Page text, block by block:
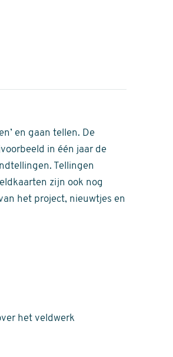
en gaan tellen. De
in één jaar de
Tellingen
zijn ook nog
het project, nieuwtjes en
het veldwerk